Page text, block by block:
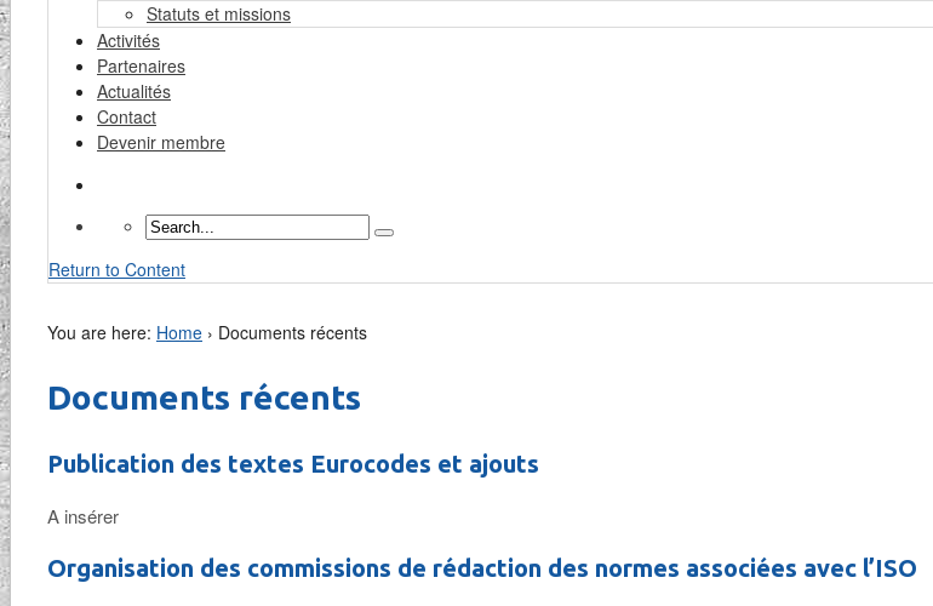
Statuts et missions
Activités
Partenaires
Actualités
Contact
Devenir membre
Return to Content
You are here: Home › Documents récents
Documents récents
Publication des textes Eurocodes et ajouts
A insérer
Organisation des commissions de rédaction des normes associées avec l’ISO